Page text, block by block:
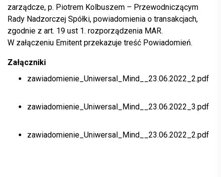
zarządcze, p. Piotrem Kolbuszem – Przewodniczącym
Rady Nadzorczej Spółki, powiadomienia o transakcjach,
zgodnie z art. 19 ust 1. rozporządzenia MAR.
W załączeniu Emitent przekazuje treść Powiadomień.
Załączniki
zawiadomienie_Uniwersal_Mind__23.06.2022_2.pdf
zawiadomienie_Uniwersal_Mind__23.06.2022_3.pdf
zawiadomienie_Uniwersal_Mind__23.06.2022_2.pdf